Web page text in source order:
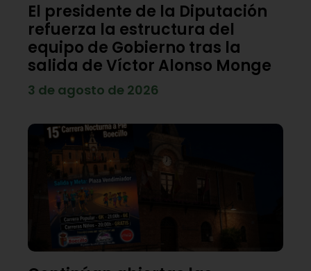
El presidente de la Diputación
refuerza la estructura del
equipo de Gobierno tras la
salida de Víctor Alonso Monge
3 de agosto de 2026